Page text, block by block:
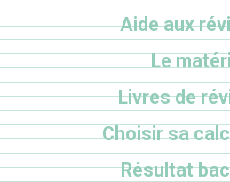
Aide aux
Le
Livres de
Choisir sa
Résultat